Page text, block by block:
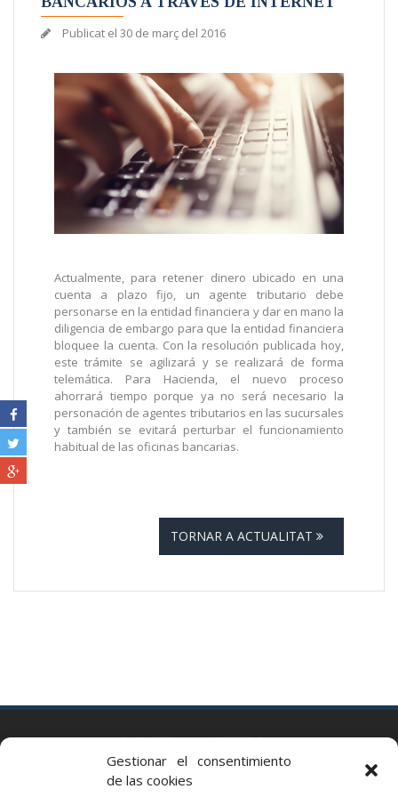
Gestionar el consentimiento
de las cookies
Publicat el 30 de març del 2016
Actualmente, para retener dinero ubicado en una
cuenta a plazo fijo, un agente tributario debe
personarse en la entidad financiera y dar en mano la
diligencia de embargo para que la entidad financiera
bloquee la cuenta. Con la resolución publicada hoy,
este trámite se agilizará y se realizará de forma
telemática. Para Hacienda, el nuevo proceso
ahorrará tiempo porque ya no será necesario la
personación de agentes tributarios en las sucursales
y también se evitará perturbar el funcionamiento
habitual de las oficinas bancarias.
TORNAR A ACTUALITAT
Via Augusta 2 bis, 3º, 08006 Barcelona